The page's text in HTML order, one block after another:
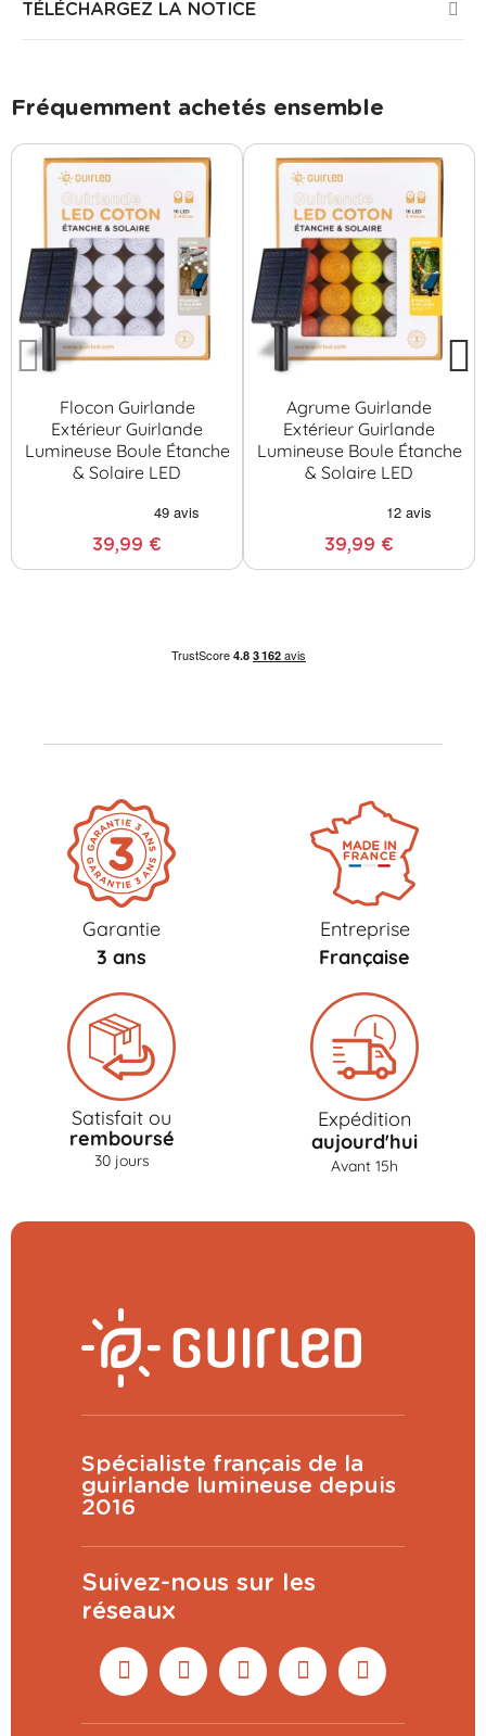
TÉLÉCHARGEZ LA NOTICE
Fréquemment achetés ensemble
Flocon Guirlande
Extérieur Guirlande
Lumineuse Boule Étanche
& Solaire LED
39,99 €
Agrume Guirlande
Extérieur Guirlande
Lumineuse Boule Étanche
& Solaire LED
39,99 €
Garantie
3 ans
Entreprise
Française
Satisfait ou
remboursé
30 jours
Expédition
aujourd'hui
Avant 15h
Spécialiste français de la
guirlande lumineuse depuis
2016
Suivez-nous sur les
réseaux